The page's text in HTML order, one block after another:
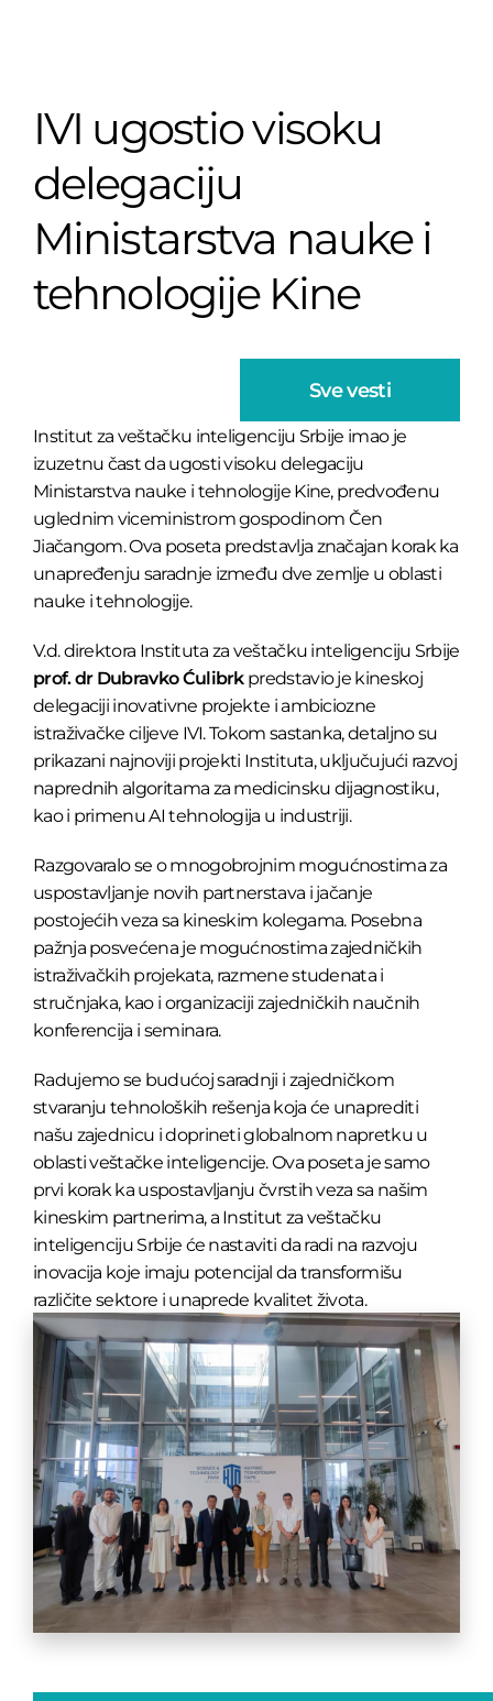
IVI ugostio visoku
delegaciju
Ministarstva nauke i
tehnologije Kine
Sve vesti
Institut za veštačku inteligenciju Srbije imao je
izuzetnu čast da ugosti visoku delegaciju
Ministarstva nauke i tehnologije Kine, predvođenu
uglednim viceministrom gospodinom Čen
Jiačangom. Ova poseta predstavlja značajan korak ka
unapređenju saradnje između dve zemlje u oblasti
nauke i tehnologije.
V.d. direktora Instituta za veštačku inteligenciju Srbije
prof. dr Dubravko Ćulibrkpredstavio je kineskoj
delegaciji inovativne projekte i ambiciozne
istraživačke ciljeve IVI. Tokom sastanka, detaljno su
prikazani najnoviji projekti Instituta, uključujući razvoj
naprednih algoritama za medicinsku dijagnostiku,
kao i primenu AI tehnologija u industriji.
Razgovaralo se o mnogobrojnim mogućnostima za
uspostavljanje novih partnerstava i jačanje
postojećih veza sa kineskim kolegama. Posebna
pažnja posvećena je mogućnostima zajedničkih
istraživačkih projekata, razmene studenata i
stručnjaka, kao i organizaciji zajedničkih naučnih
konferencija i seminara.
Radujemo se budućoj saradnji i zajedničkom
stvaranju tehnoloških rešenja koja će unaprediti
našu zajednicu i doprineti globalnom napretku u
oblasti veštačke inteligencije. Ova poseta je samo
prvi korak ka uspostavljanju čvrstih veza sa našim
kineskim partnerima, a Institut za veštačku
inteligenciju Srbije će nastaviti da radi na razvoju
inovacija koje imaju potencijal da transformišu
različite sektore i unaprede kvalitet života.